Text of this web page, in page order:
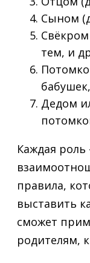
Сыном
тем, и
бабушек,
Дедом
Каждая роль
правила,
выставить
сможет
родителям,